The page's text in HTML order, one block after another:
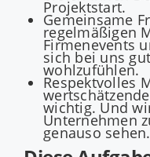
Projektstart.
Gemeinsame
regelmäßigen
Firmenevents
sich bei uns
wohlzufühlen.
Respektvolles
wichtig. Und
Unternehmen
genauso sehen.